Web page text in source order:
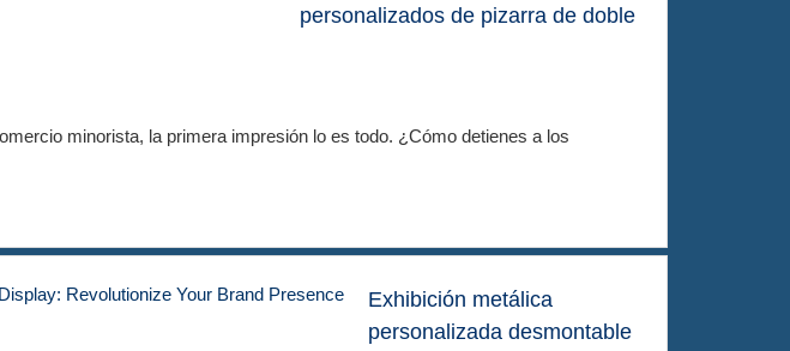
personalizados de pizarra de doble
minorista, la primera impresión lo es todo. ¿Cómo detienes a los
Exhibición metálica
personalizada desmontable